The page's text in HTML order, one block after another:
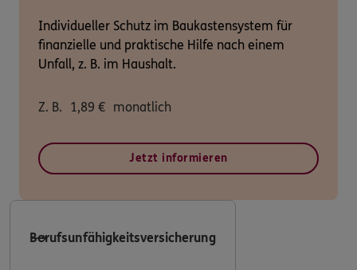
Individueller Schutz im Baukastensystem für
finanzielle und praktische Hilfe nach einem
Unfall, z. B. im Haushalt.
Z. B. 1,89 € monatlich
Jetzt informieren
Berufsunfähigkeitsversicherung